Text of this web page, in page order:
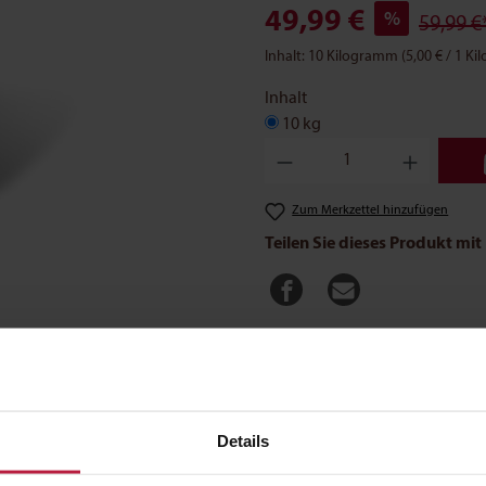
Details
49,99 € % 59,99
Inhalt: 10 Kilogramm (5,00 € / 1
Inhalt
10 kg
Produkt Anzahl: Gib den
Zum Merkzettel hinzufügen
Teilen Sie dieses Produkt